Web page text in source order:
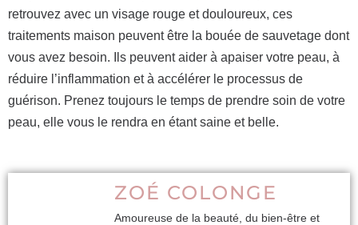
retrouvez avec un visage rouge et douloureux, ces
traitements maison peuvent être la bouée de sauvetage dont
vous avez besoin. Ils peuvent aider à apaiser votre peau, à
réduire l’inflammation et à accélérer le processus de
guérison. Prenez toujours le temps de prendre soin de votre
peau, elle vous le rendra en étant saine et belle.
ZOÉ COLONGE
Amoureuse de la beauté, du bien-être et